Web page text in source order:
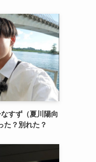
すず（夏川陽向
た？別れた？